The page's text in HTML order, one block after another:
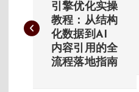
导
引擎优化实操
教程：从结构
化数据到AI
内容引用的全
流程落地指南